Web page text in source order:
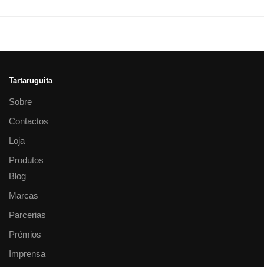
Tartaruguita
Sobre
Contactos
Loja
Produtos
Blog
Marcas
Parcerias
Prémios
Imprensa